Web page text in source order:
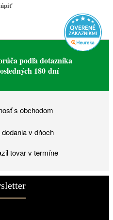
podľa dotazníka
180 dní
s obchodom
v dňoch
tovar v termíne